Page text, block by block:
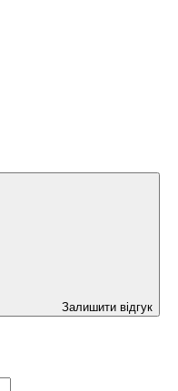
Залишити відгук